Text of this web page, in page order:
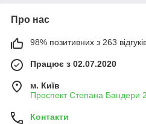
Про нас
98% позитивних з 263
Працює з 02.07.2020
м. Київ
Проспект Степана Бандери
Контакти